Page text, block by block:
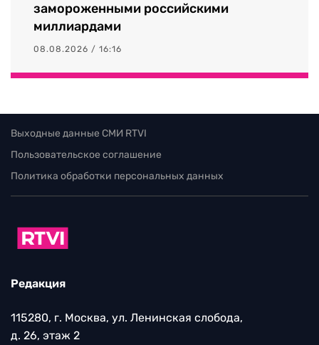
замороженными российскими
миллиардами
08.08.2026 / 16:16
Выходные данные СМИ RTVI
Пользовательское соглашение
Политика обработки персональных данных
Редакция
115280, г. Москва, ул. Ленинская слобода,
д. 26, этаж 2